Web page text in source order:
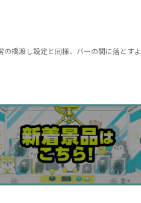
橋渡し設定と同様、バーの間に落とすよ